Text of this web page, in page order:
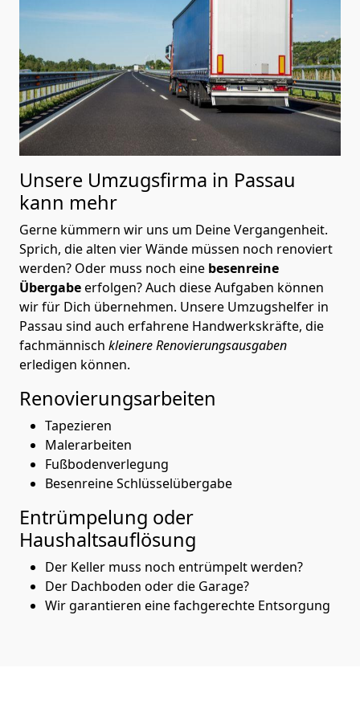
Unsere Umzugsfirma in Passau
kann mehr
Gerne kümmern wir uns um Deine Vergangenheit.
Sprich, die alten vier Wände müssen noch renoviert
werden? Oder muss noch eine besenreine
Übergabeerfolgen? Auch diese Aufgaben können
wir für Dich übernehmen. Unsere Umzugshelfer in
Passau sind auch erfahrene Handwerkskräfte, die
fachmännisch kleinere Renovierungsausgaben
erledigen können.
Renovierungsarbeiten
Tapezieren
Malerarbeiten
Fußbodenverlegung
Besenreine Schlüsselübergabe
Entrümpelung oder
Haushaltsauflösung
Der Keller muss noch entrümpelt werden?
Der Dachboden oder die Garage?
Wir garantieren eine fachgerechte Entsorgung